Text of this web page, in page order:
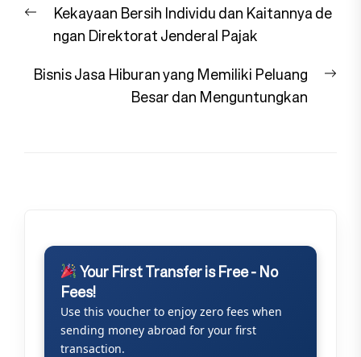
pos
Previous
post:
Kekayaan Bersih Individu dan Kaitannya de
ngan Direktorat Jenderal Pajak
Bisnis Jasa Hiburan yang Memiliki Peluang
Besar dan Menguntungkan
Your First Transfer is Free - No
Fees!
Use this voucher to enjoy zero fees when
sending money abroad for your first
transaction.